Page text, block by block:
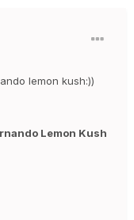
lemon kush:))
Lemon Kush